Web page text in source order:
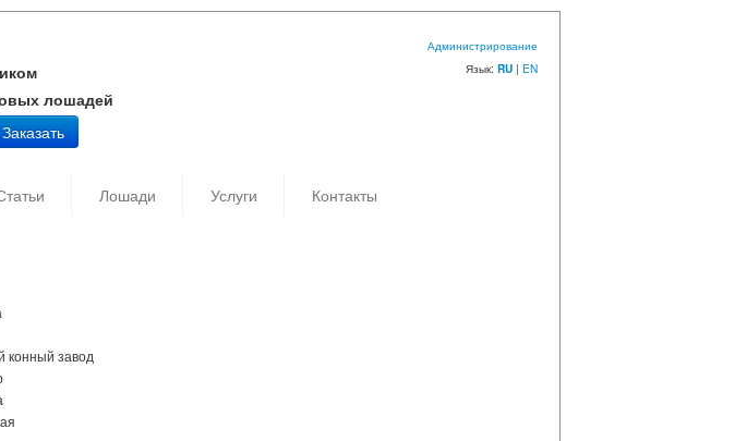
лошадей
Заказать
Администрирование
Язык: RU | EN
Лошади Услуги Контакты
конный завод